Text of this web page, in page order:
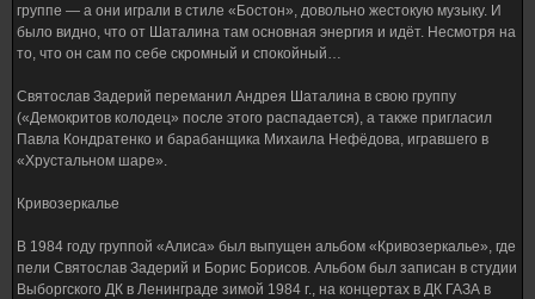
группе — а они играли в стиле «Бостон», довольно жестокую музыку. И
было видно, что от Шаталина там основная энергия и идёт. Несмотря на
то, что он сам по себе скромный и спокойный…
Святослав Задерий переманил Андрея Шаталина в свою группу
(«Демокритов колодец» после этого распадается), а также пригласил
Павла Кондратенко и барабанщика Михаила Нефёдова, игравшего в
«Хрустальном шаре».
Кривозеркалье
В 1984 году группой «Алиса» был выпущен альбом «Кривозеркалье», где
пели Святослав Задерий и Борис Борисов. Альбом был записан в студии
Выборгского ДК в Ленинграде зимой 1984 г., на концертах в ДК ГАЗА в